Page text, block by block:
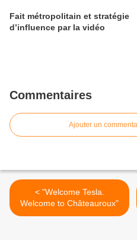
Fait métropolitain et stratégie
d’influence par la vidéo
Commentaires
Ajouter un
< "Welcome Tesla.
Welcome to Châteauroux"